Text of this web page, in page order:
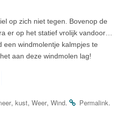
op zich niet tegen. Bovenop de
er op het statief vrolijk vandoor…
een windmolentje kalmpjes te
aan deze windmolen lag!
e , kust, Weer, Wind. Permalink.